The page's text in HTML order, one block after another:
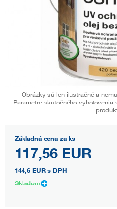
Obrázky sú len ilustračné a
Parametre skutočného
Základná cena za ks
117,56 EUR
144,6 EUR s DPH
Skladom